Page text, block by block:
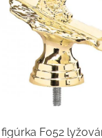
figúrka F052